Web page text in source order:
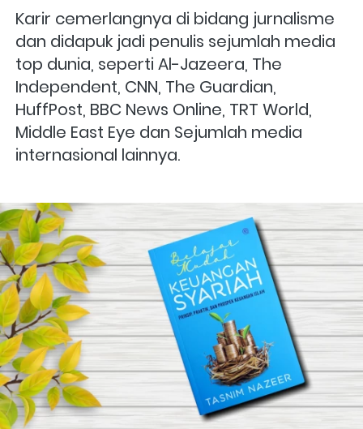
Karir cemerlangnya di bidang jurnalisme
dan didapuk jadi penulis sejumlah media
top dunia, seperti Al-Jazeera, The
Independent, CNN, The Guardian,
HuffPost, BBC News Online, TRT World,
Middle East Eye dan Sejumlah media
internasional lainnya.